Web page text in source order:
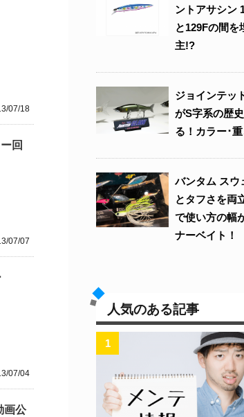
07/18
回
07/07
07/04
画公
ントアサシン
と129Fの間を
主!?
ジョインテッ
がS字系の歴
る！カラー･
バンタム スウ
とタフさを両
で使い方の幅
ナーベイト！
人気のある記事